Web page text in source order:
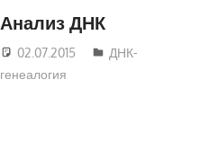
Анализ ДНК
02.07.2015 veg
ДНК-
генеалогия